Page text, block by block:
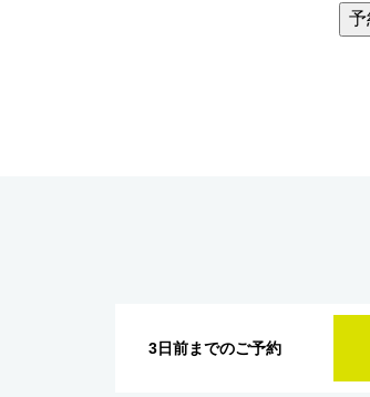
予
3日前までのご予約